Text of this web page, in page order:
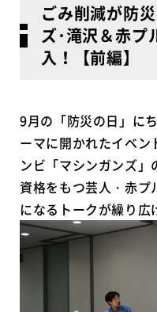
ごみ削減が防
ズ･滝沢＆赤プ
入！【前編】
9月の「防災の日」に
ーマに開かれたイベン
ンビ「マシンガンズ
資格をもつ芸人・赤
になるトークが繰り広